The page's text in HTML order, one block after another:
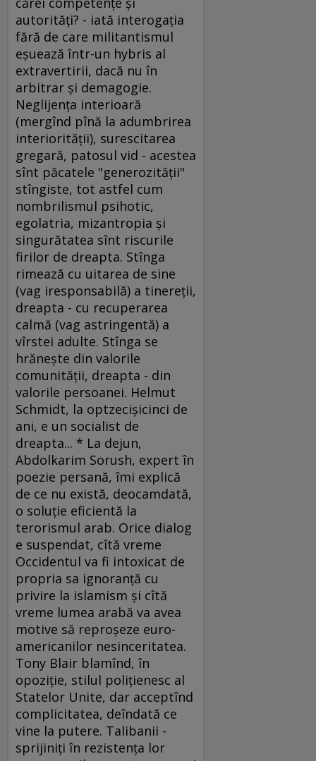
autorităţi? - iată interogaţia
fără de care militantismul
eşuează într-un hybris al
extravertirii, dacă nu în
arbitrar şi demagogie.
Neglijenţa interioară
(mergînd pînă la adumbrirea
interiorităţii), surescitarea
gregară, patosul vid - acestea
sînt păcatele "generozităţii"
stîngiste, tot astfel cum
nombrilismul psihotic,
egolatria, mizantropia şi
singurătatea sînt riscurile
firilor de dreapta. Stînga
rimează cu uitarea de sine
(vag iresponsabilă) a tinereţii,
dreapta - cu recuperarea
calmă (vag astringentă) a
vîrstei adulte. Stînga se
hrăneşte din valorile
comunităţii, dreapta - din
valorile persoanei. Helmut
Schmidt, la optzecişicinci de
ani, e un socialist de
dreapta... * La dejun,
Abdolkarim Sorush, expert în
poezie persană, îmi explică
de ce nu există, deocamdată,
o soluţie eficientă la
terorismul arab. Orice dialog
e suspendat, cîtă vreme
Occidentul va fi intoxicat de
propria sa ignoranţă cu
privire la islamism şi cîtă
vreme lumea arabă va avea
motive să reproşeze euro-
americanilor nesinceritatea.
Tony Blair blamînd, în
opoziţie, stilul poliţienesc al
Statelor Unite, dar acceptînd
complicitatea, deîndată ce
vine la putere. Talibanii -
sprijiniţi în rezistenţa lor